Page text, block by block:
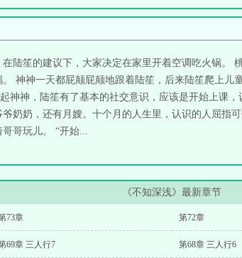
陆笙的建议下，大家决定在家里开着空调吃火锅。
神神一天都屁颠屁颠地跟着陆笙，后来陆笙爬上
神神，陆笙有了基本的社交意识，应该是开始上课
奶奶，还有月嫂。十个月的人生里，认识的人屈指
哥玩儿。 “开始...
《不知深浅》最新章节
73章 第72章
69章 三人行7 第68章 三人行6